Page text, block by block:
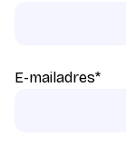
E-mailadres*